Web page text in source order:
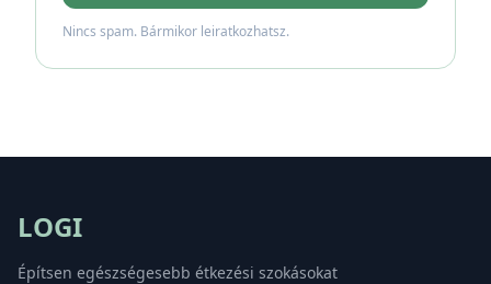
Nincs spam. Bármikor leiratkozhatsz.
LOGI
Építsen egészségesebb étkezési szokásokat